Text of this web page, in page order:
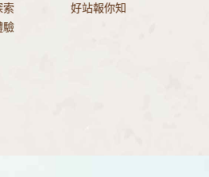
索
驗
好站報你知